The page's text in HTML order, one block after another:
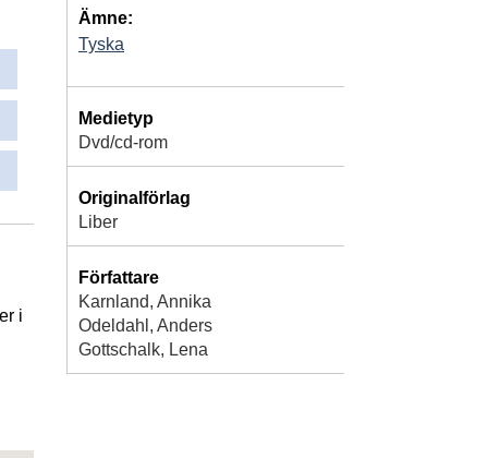
i
Ämne:
Tyska
Medietyp
Dvd/cd-rom
Originalförlag
Liber
Författare
Karnland, Annika
Odeldahl, Anders
Gottschalk, Lena